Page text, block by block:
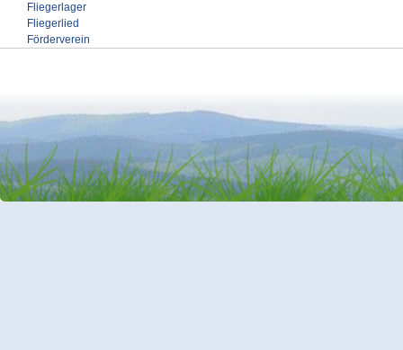
Fliegerlager
Fliegerlied
Förderverein